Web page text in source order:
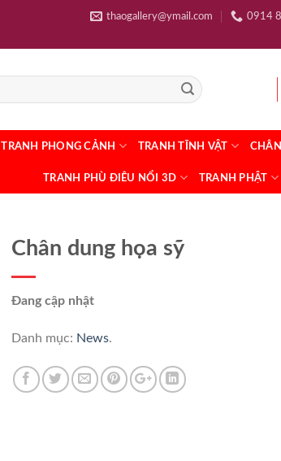
thaogallery@ymail.com 0914
TRANH PHONG CẢNH TRANH TĨNH VẬT
TRANH PHÙ ĐIÊU NỔI 3D TRANH PHẬT
Chân dung họa sỹ
Đang cập nhật
Danh mục: News.